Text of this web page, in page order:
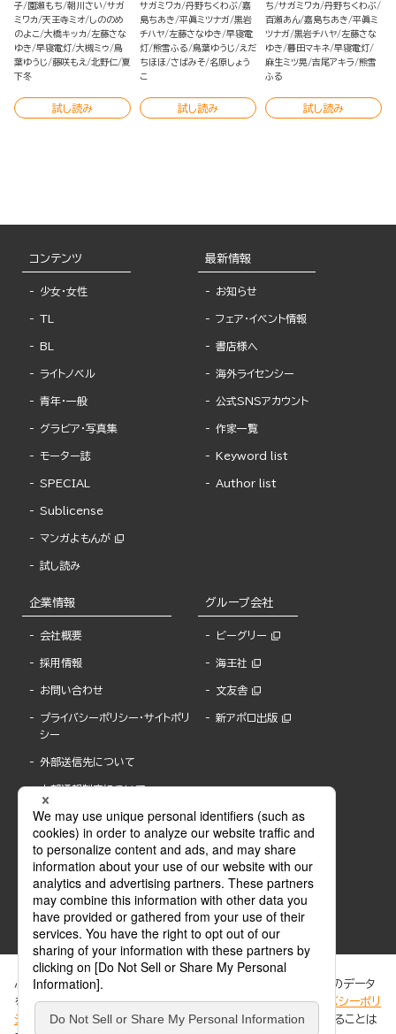
子 園瀬もち 朝川さい サガ
ミワカ 天王寺ミオ しののめ
のよこ 大橋キッカ 左藤さな
ゆき 早寝電灯 大槻ミゥ
鳥
葉ゆうじ 藤咲もえ 北野仁 夏
下冬
試し読み
サガミワカ 丹野ちくわぶ 嘉
島ちあき 平眞ミツナガ 黒岩
チハヤ 左藤さなゆき 早寝電
灯 熊雪ふる 鳥葉ゆうじ
えだ
ちほほ さばみそ 名原しょう
こ
試し読み
ち サガミワカ 丹野ちくわぶ
百瀬あん 嘉島ちあき 平眞ミ
ツナガ 黒岩チハヤ 左藤さな
ゆき 暮田マキネ 早寝電灯
麻生ミツ晃 吉尾アキラ 熊雪
ふる
試し読み
コンテンツ
少女・女性
TL
BL
ライトノベル
青年・一般
グラビア・写真集
モーター誌
SPECIAL
Sublicense
マンガよもんが
試し読み
最新情報
お知らせ
フェア・イベント情報
書店様へ
海外ライセンシー
公式SNSアカウント
作家一覧
Keyword list
Author list
企業情報
会社概要
採用情報
お問い合わせ
プライバシーポリシー・サイトポリ
シー
外部送信先について
内部通報制度について
グループ会社
ビーグリー
海王社
文友舎
新アポロ出版
ABJマークは、この電子書店・電子書籍配信サービスが、著作権者からコンテンツ使用許諾を
ぶんか社が運営するサイトでは、利便性向上のためにCookie等のデータ
を使用しています。 当社のCookieについての詳細は、「プライバシーポリ
シー
」をご覧ください。当サイトでは、訪問者の個人情報を追跡することは